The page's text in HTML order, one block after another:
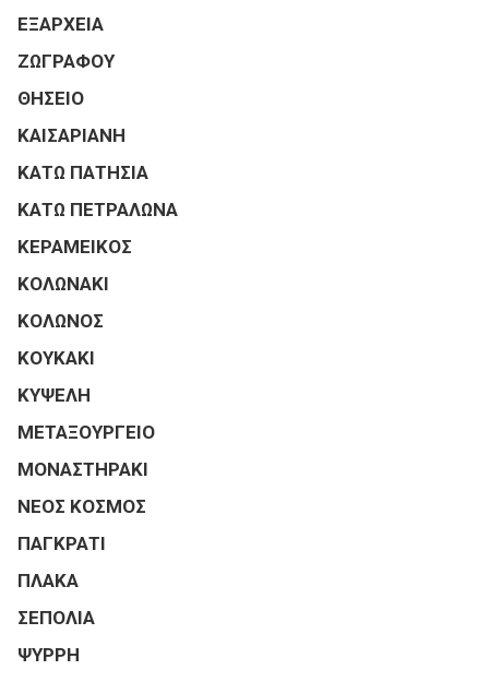
ΕΞΑΡΧΕΙΑ
ΖΩΓΡΑΦΟΥ
ΘΗΣΕΙΟ
ΚΑΙΣΑΡΙΑΝΗ
ΚΑΤΩ ΠΑΤΗΣΙΑ
ΚΑΤΩ ΠΕΤΡΑΛΩΝΑ
ΚΕΡΑΜΕΙΚΟΣ
ΚΟΛΩΝΑΚΙ
ΚΟΛΩΝΟΣ
ΚΟΥΚΑΚΙ
ΚΥΨΕΛΗ
ΜΕΤΑΞΟΥΡΓΕΙΟ
ΜΟΝΑΣΤΗΡΑΚΙ
ΝΕΟΣ ΚΟΣΜΟΣ
ΠΑΓΚΡΑΤΙ
ΠΛΑΚΑ
ΣΕΠΟΛΙΑ
ΨΥΡΡΗ